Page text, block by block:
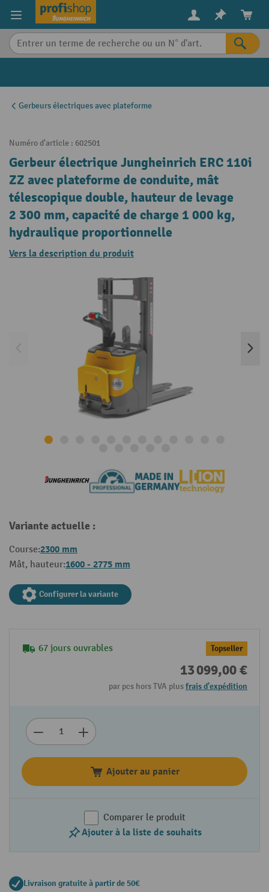
content
Gerbeurs électriques avec plateforme
Numéro d'article : 602501
Gerbeur électrique Jungheinrich ERC 110i
ZZ avec plateforme de conduite, mât
télescopique double, hauteur de levage
2 300 mm, capacité de charge 1 000 kg,
hydraulique proportionnelle
Vers la description du produit
Variante actuelle :
Course:2300 mm
Mât, hauteur:1600 - 2775 mm
Configurer la variante
67 jours ouvrables Topseller
13 099,00 €
par pcs hors TVA plusfrais d'expédition
Ajouter au panier
Comparer le produit
Ajouter à la liste de souhaits
Livraison gratuite à partir de 50€